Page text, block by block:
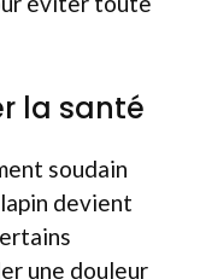
la santé
soudain
devient
une douleur